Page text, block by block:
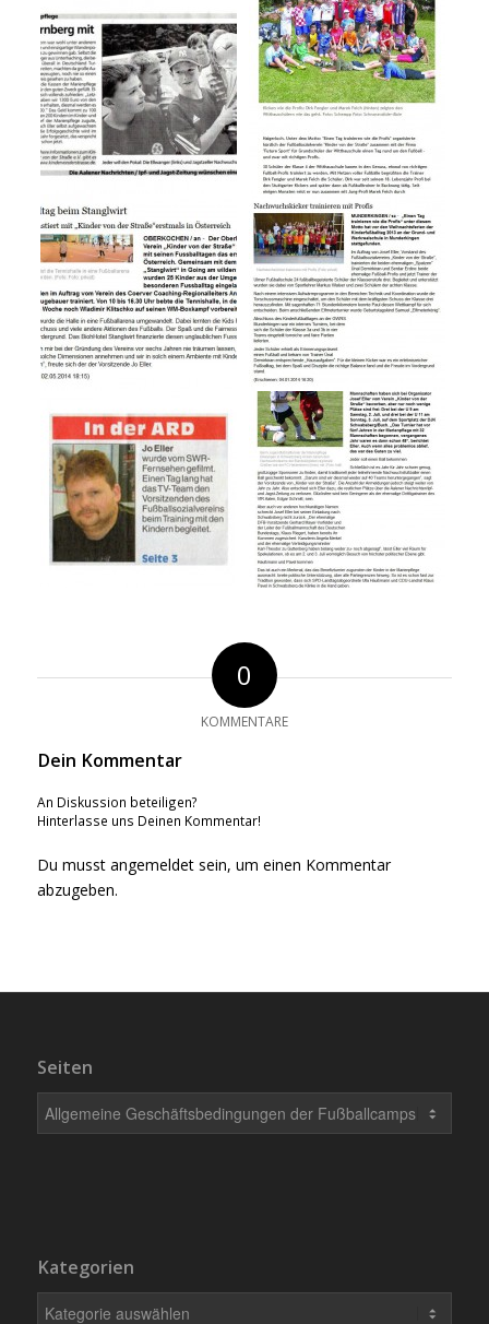
0
KOMMENTARE
Dein Kommentar
An Diskussion beteiligen?
Hinterlasse uns Deinen Kommentar!
Du musst angemeldetsein, um einen Kommentar
abzugeben.
Seiten
Kategorien